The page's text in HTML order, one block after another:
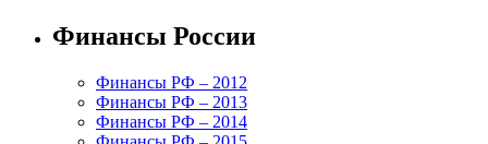
Финансы России
Финансы РФ – 2012
Финансы РФ – 2013
Финансы РФ – 2014